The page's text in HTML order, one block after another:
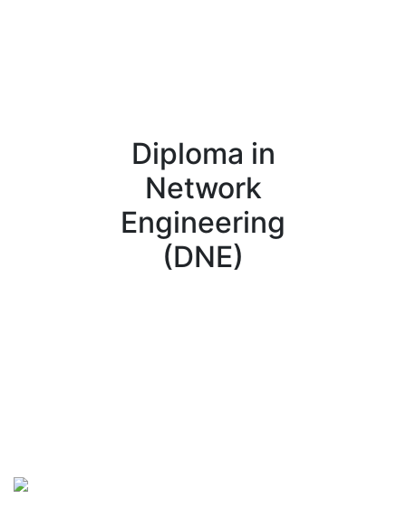
Diploma in
Network
Engineering
(DNE)